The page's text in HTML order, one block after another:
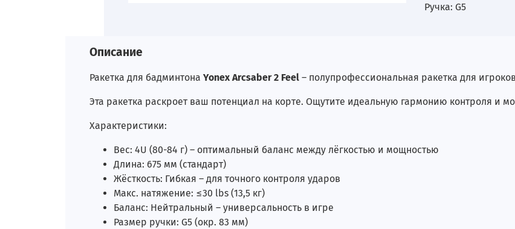
Ручка: G5
Описание
Ракетка для бадминтона Yonex Arcsaber 2 Feel – полупрофессиональная ракетка для
Эта ракетка раскроет ваш потенциал на корте. Ощутите идеальную гармонию контроля и
Характеристики:
Вес: 4U (80-84 г) – оптимальный баланс между лёгкостью и мощностью
Длина: 675 мм (стандарт)
Жёсткость: Гибкая – для точного контроля ударов
Макс. натяжение: ≤30 lbs (13,5 кг)
Баланс: Нейтральный – универсальность в игре
Размер ручки: G5 (окр. 83 мм)